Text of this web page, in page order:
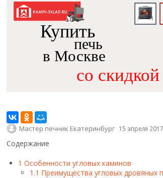
Купить
печь
в Москве
со скидкой
Мастер печник Екатеринбург 15 апреля 2017
Содержание
1 Особенности угловых каминов
1.1 Преимущества угловых дровяных